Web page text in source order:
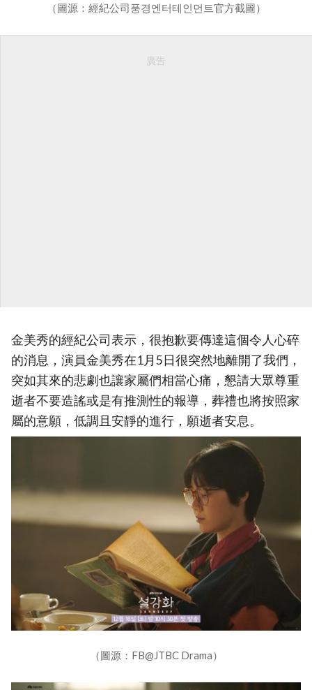
（圖源：經紀公司풍경엔터테인먼트官方截圖）
廣告
金美秀的經紀公司表示，很抱歉要傳達這個令人心碎
的消息，演員金美秀在1月5日很突然地離開了我們，
突如其來的悲劇也讓家屬們相當心痛，懇請大眾尊重
逝者不要造謠或是有推測性的報導，葬禮也將按照家
屬的意願，低調且安靜的進行，願逝者安息。
（圖源：FB@JTBC Drama）